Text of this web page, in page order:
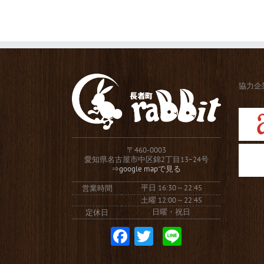
〒460-0003
愛知県名古屋市中区錦2丁目13−24号
⇒google mapで見る
営業時間
平日 16:30～22:45
土曜 12:00～22:45
定休日 日曜・祝日
Facebook
Twitter
協力企